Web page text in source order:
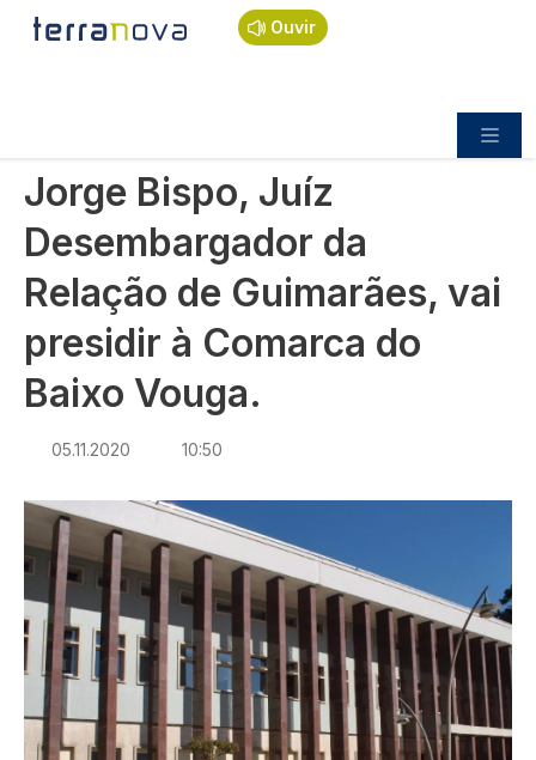
Passar para o conteúdo principal
Ouvir
Navegação estrutural
Início
Sociedade
Jorge Bispo, Juíz Desembargador da Relação de
Jorge Bispo, Juíz
Desembargador da
Relação de Guimarães, vai
presidir à Comarca do
Baixo Vouga.
05.11.2020 10:50
Imagem